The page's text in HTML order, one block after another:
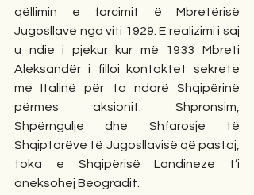
qëllimin e forcimit ë Mbretërisë
Jugosllave nga viti 1929. E realizimi i saj
u ndie i pjekur kur më 1933 Mbreti
Aleksandër i filloi kontaktet sekrete
me Italinë për ta ndarë Shqipërinë
përmes aksionit: Shpronsim,
Shpërngulje dhe Shfarosje të
Shqiptarëve të Jugosllavisë që pastaj,
toka e Shqipërisë Londineze t’i
aneksohej Beogradit.